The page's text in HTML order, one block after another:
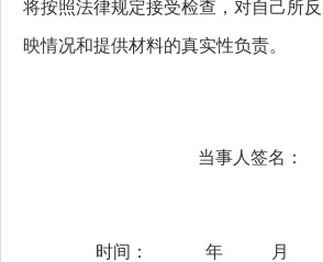
将按照法律规定接受检查，对自己所反
映情况和提供材料的真实性负责。
当事人签名：
时间： 年 月